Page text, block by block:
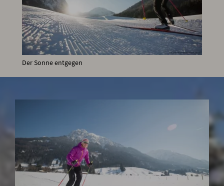
Der Sonne entgegen